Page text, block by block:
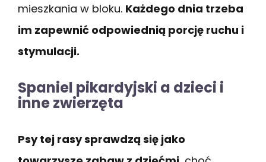
mieszkania w bloku. Każdego dnia trzeba
im zapewnić odpowiednią porcję ruchu i
stymulacji.
Spaniel pikardyjski a dzieci i
inne zwierzęta
Psy tej rasy sprawdzą się jako